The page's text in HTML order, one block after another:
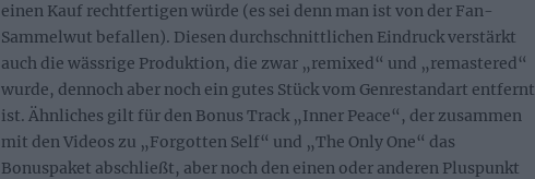
einen Kauf rechtfertigen würde (es sei denn man ist von der Fan-
Sammelwut befallen). Diesen durchschnittlichen Eindruck verstärkt
auch die wässrige Produktion, die zwar „remixed“ und „remastered“
wurde, dennoch aber noch ein gutes Stück vom Genrestandart entfernt
ist. Ähnliches gilt für den Bonus Track „Inner Peace“, der zusammen
mit den Videos zu „Forgotten Self“ und „The Only One“ das
Bonuspaket abschließt, aber noch den einen oder anderen Pluspunkt